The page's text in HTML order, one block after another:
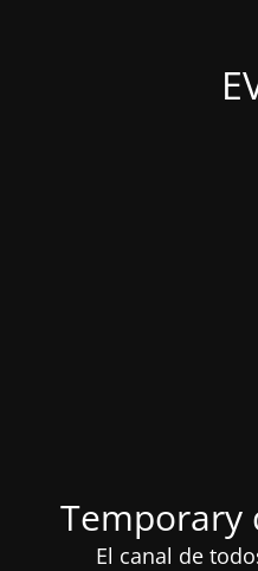
Temporary
El canal de